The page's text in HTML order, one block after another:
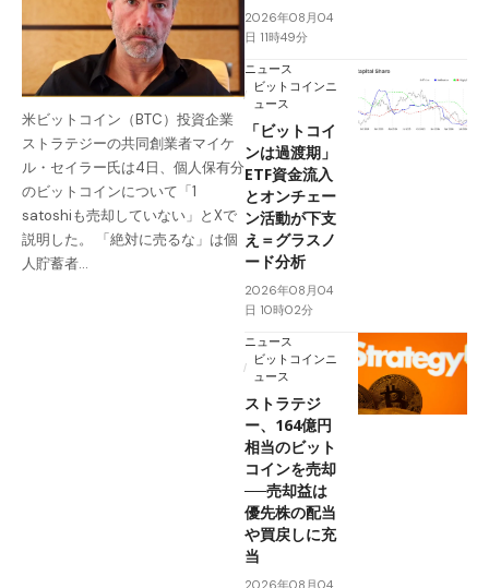
米ビットコイン（BTC）投資企業
ストラテジーの共同創業者マイケ
ル・セイラー氏は4日、個人保有分
のビットコインについて「1
satoshiも売却していない」とXで
説明した。 「絶対に売るな」は個
人貯蓄者…
2026年08月04
日 11時49分
ニュース
ビットコインニ
ュース
「ビットコイ
ンは過渡期」
ETF資金流入
とオンチェー
ン活動が下支
え＝グラスノ
ード分析
2026年08月04
日 10時02分
ニュース
ビットコインニ
ュース
ストラテジ
ー、164億円
相当のビット
コインを売却
──売却益は
優先株の配当
や買戻しに充
当
2026年08月04